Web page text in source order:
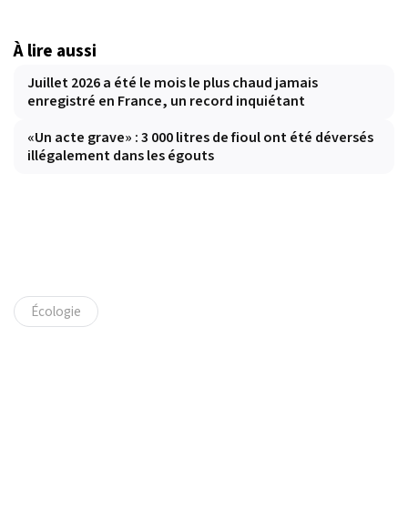
À lire aussi
Juillet 2026 a été le mois le plus chaud jamais
enregistré en France, un record inquiétant
«Un acte grave» : 3 000 litres de fioul ont été déversés
illégalement dans les égouts
Écologie